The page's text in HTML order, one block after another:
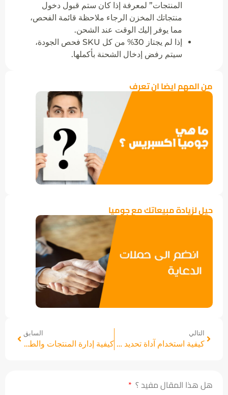
المنتجات” لمعرفة إذا كان ستم قبول دخول
منتجاتك المخزن الرجاء ملاحظة قائمة الفحص،
مما يوفر إليك الوقت عند الشحن.
إذا لم يجتاز 30% من كل SKU فحص الجودة،
سيتم رفض إدخال الشحنة بأكملها.
من المهم ايضا ان تعرف
حيل لزيادة مبيعاتك مع جوميا
التالي
كيفية استخدام آداة تحديد موعد توريد المنتجات
السابق
كيفية إدارة المنتجات والطلبات في جوميا إكسبريس؟
هل هذا المقال مفيد ؟